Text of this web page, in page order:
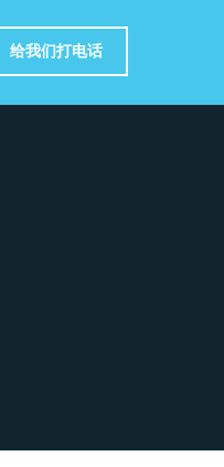
给我们打电话